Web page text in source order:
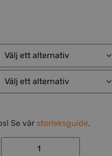
Se vår storleksguide.